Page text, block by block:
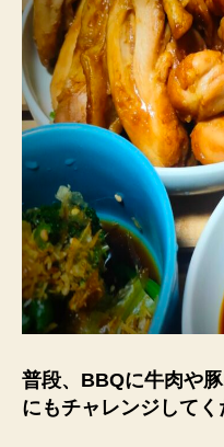
普段、BBQに牛肉や
にもチャレンジしてく